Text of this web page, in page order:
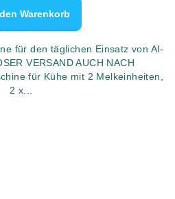
Warenkorb
für den täglichen Einsatz von AI-
VERSAND AUCH NACH
für Kühe mit 2 Melkeinheiten,
2 x...